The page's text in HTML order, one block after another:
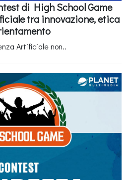
di High School Game
tra innovazione, etica
Artificiale non..